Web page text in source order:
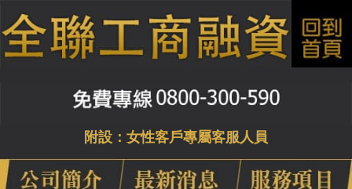
附設：女性客戶專屬客服人員